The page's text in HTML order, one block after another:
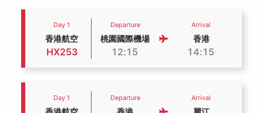
Day 1
香港航空
HX253
Departure
桃園國際機場
12:15
Arrival
香港
14:15
Day 1 Departure Arrival